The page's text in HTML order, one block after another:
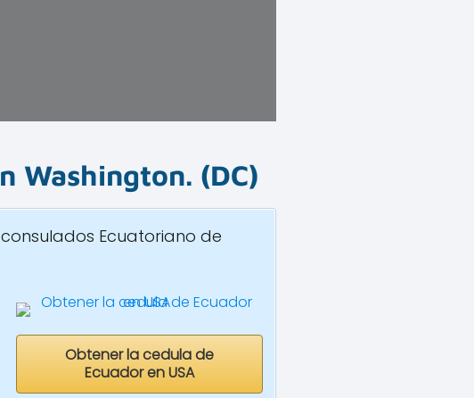
Washington. (DC)
Ecuatoriano de
Obtener la cedula de
Ecuador en USA